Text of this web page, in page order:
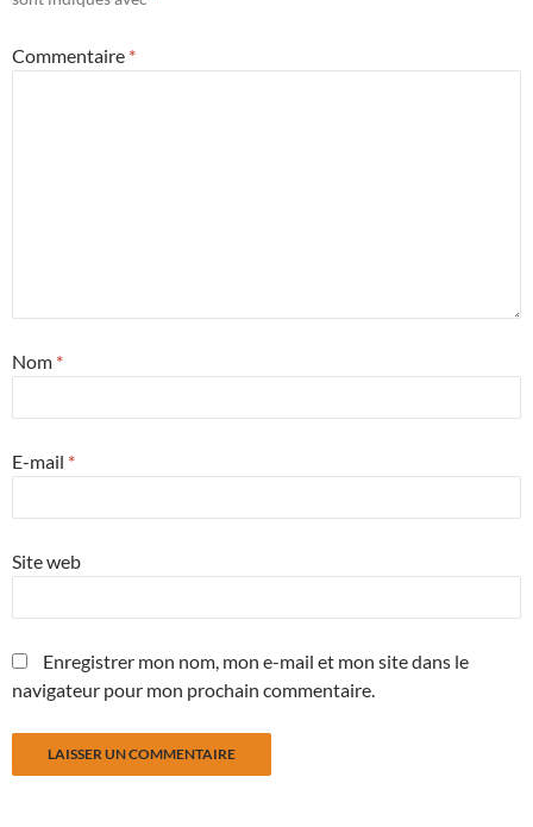
Commentaire *
Nom *
E-mail *
Site web
Enregistrer mon nom, mon e-mail et mon site dans le
navigateur pour mon prochain commentaire.